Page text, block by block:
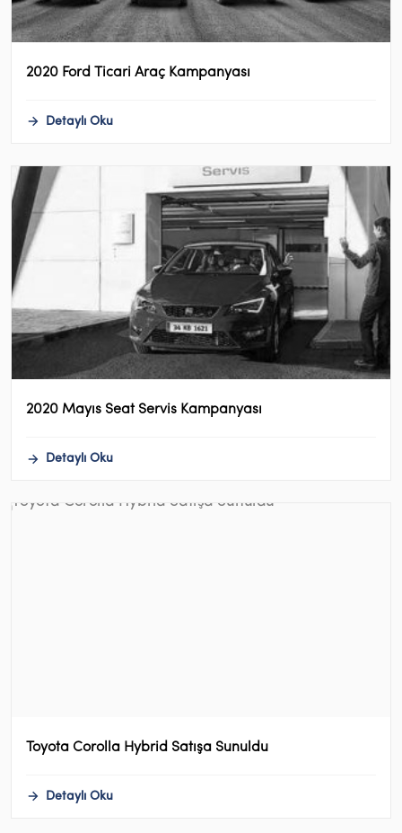
2020 Ford Ticari Araç Kampanyası
Detaylı Oku
2020 Mayıs Seat Servis Kampanyası
Detaylı Oku
Toyota Corolla Hybrid Satışa Sunuldu
Detaylı Oku